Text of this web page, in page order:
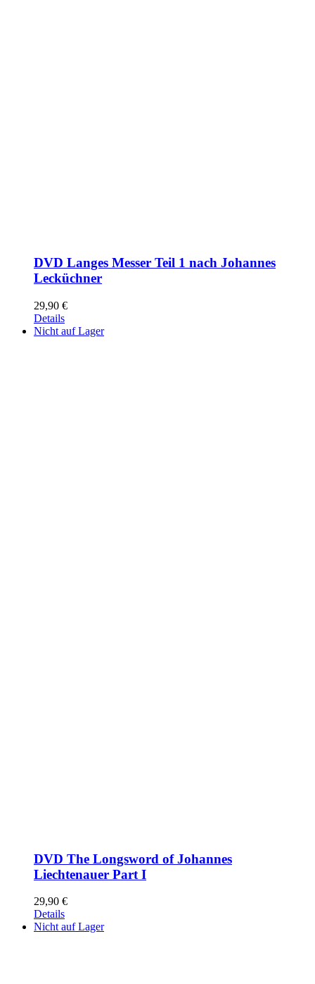
DVD Langes Messer Teil 1 nach Johannes
Lecküchner
29,90 €
Details
Nicht auf Lager
DVD The Longsword of Johannes
Liechtenauer Part I
29,90 €
Details
Nicht auf Lager